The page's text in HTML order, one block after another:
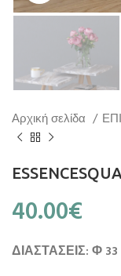
Αρχική σελίδα
40.00€
ΔΙΑΣΤΑΣΕΙΣ: Φ 33